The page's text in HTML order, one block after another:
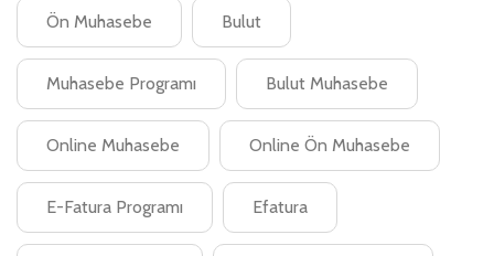
Ön Muhasebe Bulut
Muhasebe Programı Bulut Muhasebe
Online Muhasebe Online Ön Muhasebe
E-Fatura Programı Efatura